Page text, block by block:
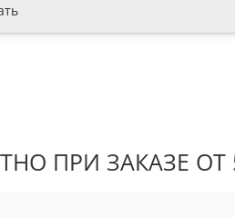
ПРИ ЗАКАЗЕ ОТ